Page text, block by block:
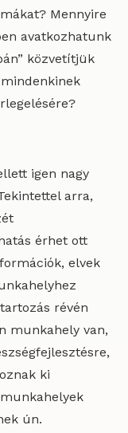
Mennyire
avatkozhatunk
közvetítjük
igen nagy
arra,
érhet ott
elvek
révén
munkahely van,
ki
ún.